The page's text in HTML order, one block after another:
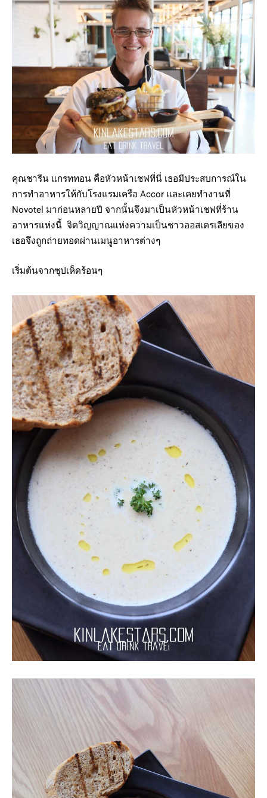
คุณชารีน แกรททอน คือหัวหน้าเชฟที่นี่ เธอมีประสบการณ์ใน
การทำอาหารให้กับโรงแรมเครือ Accor และเคยทำงานที่
Novotel มาก่อนหลายปี จากนั้นจึงมาเป็นหัวหน้าเชฟที่ร้าน
อาหารแห่งนี้ จิตวิญญาณแห่งความเป็นชาวออสเตรเลียของ
เธอจึงถูกถ่ายทอดผ่านเมนูอาหารต่างๆ
เริ่มต้นจากซุปเห็ดร้อนๆ